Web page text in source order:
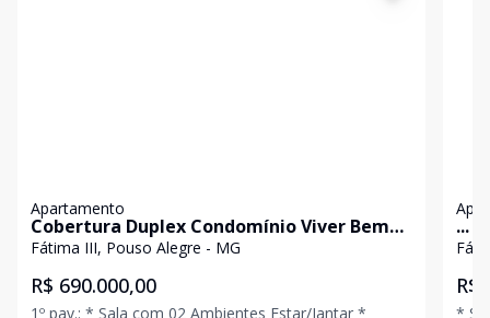
Apartamento
Cobertura Duplex Condomínio Viver Bem
Fátima III
Fátima III, Pouso Alegre - MG
R$ 690.000,00
1º pav.: * Sala com 02 Ambientes Estar/Jantar *
...
R$
*